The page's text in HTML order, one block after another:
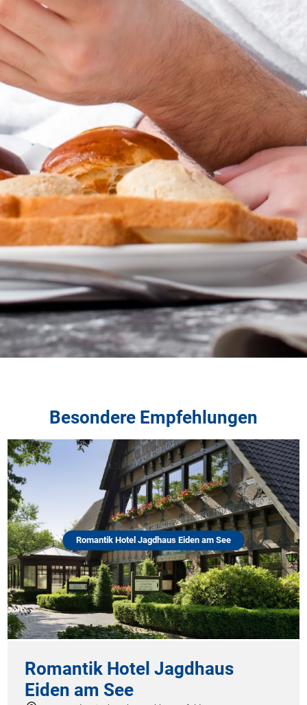
Besondere Empfehlungen
Romantik Hotel Jagdhaus Eiden am See
Romantik Hotel Jagdhaus
Eiden am See